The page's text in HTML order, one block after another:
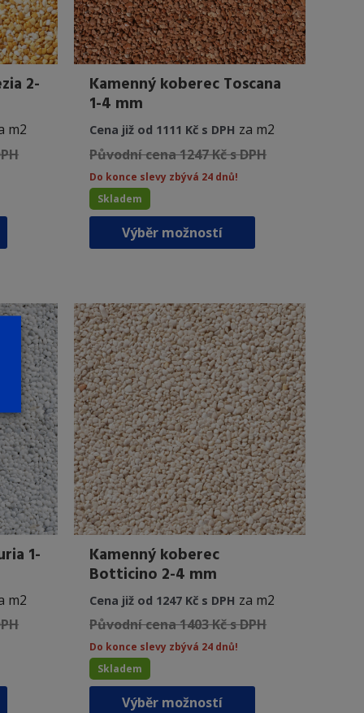
2-
m2
Tento
variant.
Možnosti
lze
vybrat
na
stránce
produktu
Kamenný koberec Toscana
1-4 mm
Cena již od 1111 Kč s DPH za m2
Původní cena 1247 Kč s DPH
Do konce slevy zbývá 24 dnů!
Skladem
Výběr možností
Tento
variant.
Možnosti
lze
vybrat
na
stránce
produktu
1-
m2
Tento
Kamenný koberec
Botticino 2-4 mm
Cena již od 1247 Kč s DPH za m2
Původní cena 1403 Kč s DPH
Do konce slevy zbývá 24 dnů!
Skladem
Výběr možností
Tento